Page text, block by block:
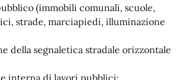
(immobili comunali, scuole,
strade, marciapiedi, illuminazione
della segnaletica stradale orizzontale
interna di lavori pubblici;